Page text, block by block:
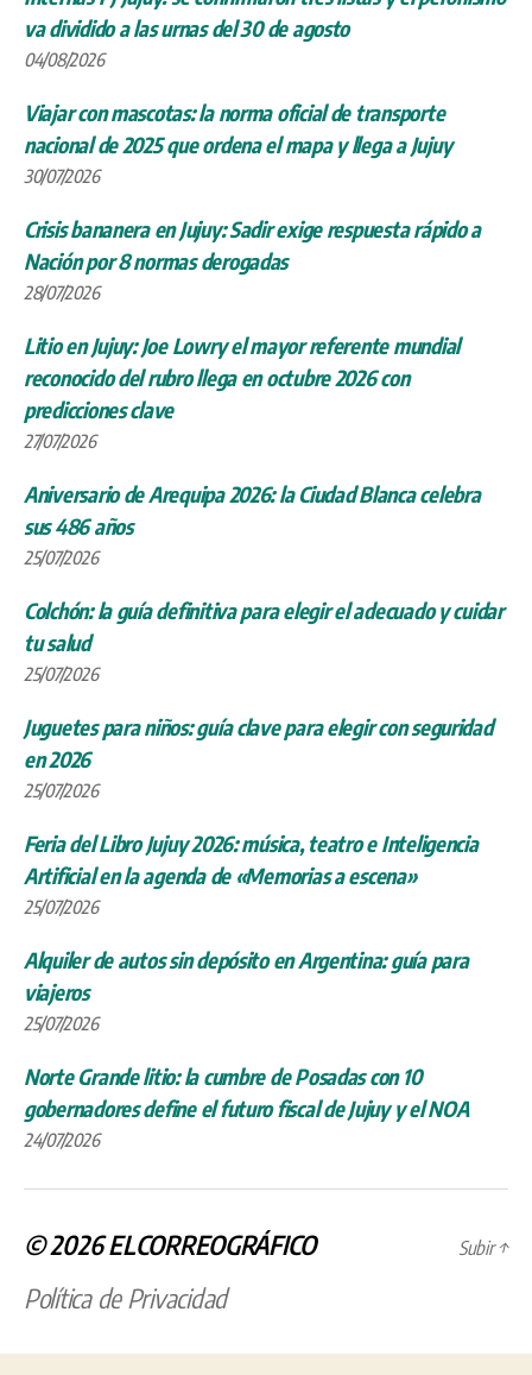
va dividido a las urnas del 30 de agosto
04/08/2026
Viajar con mascotas: la norma oficial de transporte
nacional de 2025 que ordena el mapa y llega a Jujuy
30/07/2026
Crisis bananera en Jujuy: Sadir exige respuesta rápido a
Nación por 8 normas derogadas
28/07/2026
Litio en Jujuy: Joe Lowry el mayor referente mundial
reconocido del rubro llega en octubre 2026 con
predicciones clave
27/07/2026
Aniversario de Arequipa 2026: la Ciudad Blanca celebra
sus 486 años
25/07/2026
Colchón: la guía definitiva para elegir el adecuado y cuidar
tu salud
25/07/2026
Juguetes para niños: guía clave para elegir con seguridad
en 2026
25/07/2026
Feria del Libro Jujuy 2026: música, teatro e Inteligencia
Artificial en la agenda de «Memorias a escena»
25/07/2026
Alquiler de autos sin depósito en Argentina: guía para
viajeros
25/07/2026
Norte Grande litio: la cumbre de Posadas con 10
gobernadores define el futuro fiscal de Jujuy y el NOA
24/07/2026
© 2026ELCORREOGRÁFICO
Política de Privacidad
Subir↑